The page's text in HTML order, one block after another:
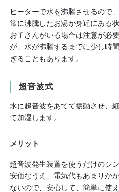
ヒーターで水を沸騰させるので
常に沸騰したお湯が身近にある
お子さんがいる場合は注意が必
が、水が沸騰するまでに少し時
ぎることもあります。
超音波式
水に超音波をあてて振動させ、
て加湿します。
メリット
超音波発生装置を使うだけのシ
安価なうえ、電気代もあまりか
ないので、安心して、簡単に使